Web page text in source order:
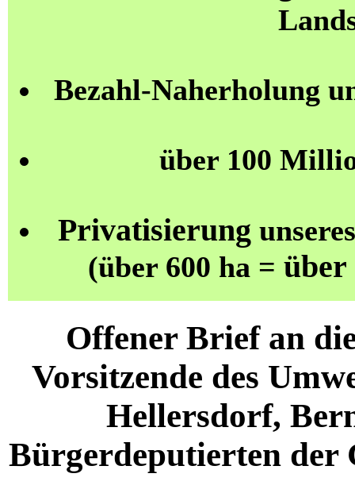
Bezahl-Naherholung
über 100
Privatisierung
(über 600 ha = über
Offener Brief an
Vorsitzende des
Hellersdorf,
Bürgerdeputierten der